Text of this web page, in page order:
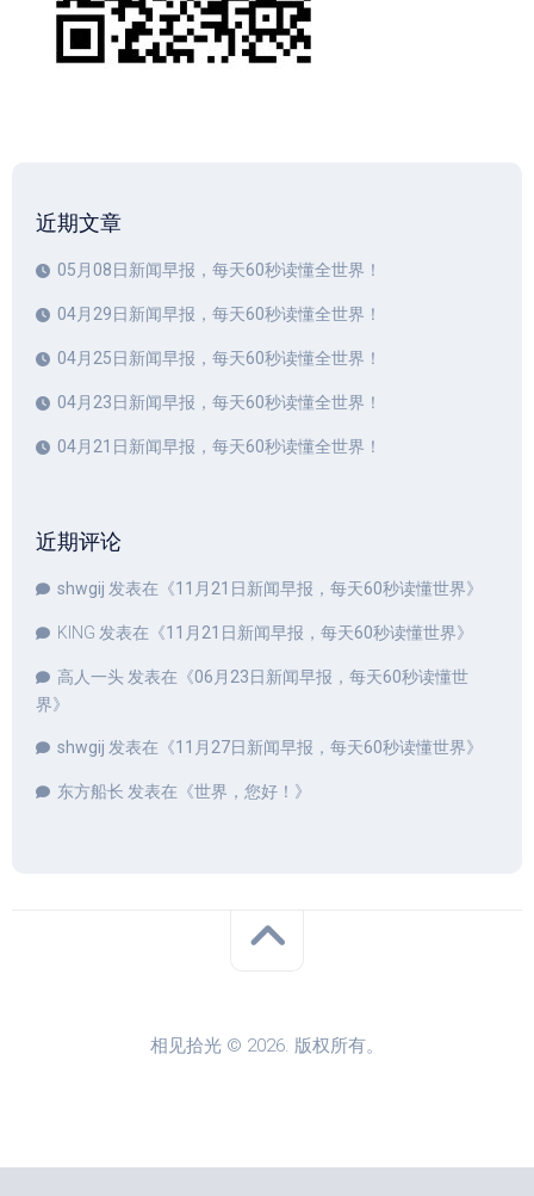
近期文章
05月08日新闻早报，每天60秒读懂全世界！
04月29日新闻早报，每天60秒读懂全世界！
04月25日新闻早报，每天60秒读懂全世界！
04月23日新闻早报，每天60秒读懂全世界！
04月21日新闻早报，每天60秒读懂全世界！
近期评论
shwgij 发表在《11月21日新闻早报，每天60秒读懂世界》
KING 发表在《11月21日新闻早报，每天60秒读懂世界》
高人一头发表在《06月23日新闻早报，每天60秒读懂世
界》
shwgij 发表在《11月27日新闻早报，每天60秒读懂世界》
东方船长 发表在《世界，您好！ 》
相见拾光 © 2026. 版权所有。